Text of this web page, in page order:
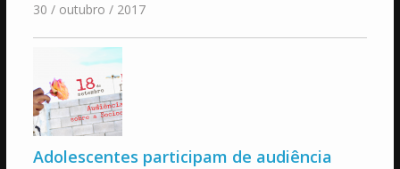
30 / outubro / 2017
Adolescentes participam de audiência